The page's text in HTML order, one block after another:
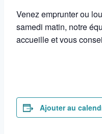
Venez emprunter ou
samedi matin, notre
accueille et vous
Ajouter au